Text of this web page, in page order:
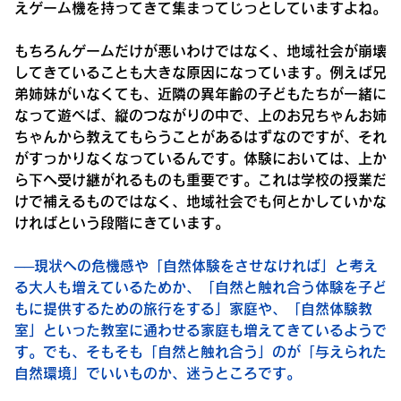
えゲーム機を持ってきて集まってじっとしていますよね。
もちろんゲームだけが悪いわけではなく、地域社会が崩壊
してきていることも大きな原因になっています。例えば兄
弟姉妹がいなくても、近隣の異年齢の子どもたちが一緒に
なって遊べば、縦のつながりの中で、上のお兄ちゃんお姉
ちゃんから教えてもらうことがあるはずなのですが、それ
がすっかりなくなっているんです。体験においては、上か
ら下へ受け継がれるものも重要です。これは学校の授業だ
けで補えるものではなく、地域社会でも何とかしていかな
ければという段階にきています。
──現状への危機感や「自然体験をさせなければ」と考え
る大人も増えているためか、「自然と触れ合う体験を子ど
もに提供するための旅行をする」家庭や、「自然体験教
室」といった教室に通わせる家庭も増えてきているようで
す。でも、そもそも「自然と触れ合う」のが「与えられた
自然環境」でいいものか、迷うところです。